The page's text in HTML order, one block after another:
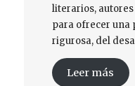
literarios,
para ofrecer una
rigurosa, del
Leer más